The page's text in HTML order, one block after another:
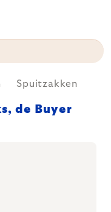
Spuitzakken
de Buyer